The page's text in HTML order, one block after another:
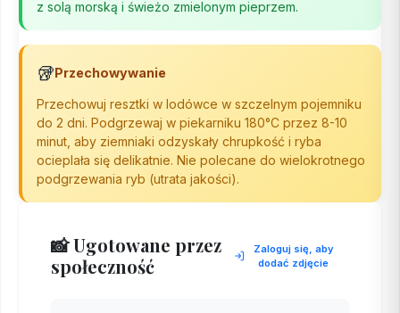
z solą morską i świeżo zmielonym pieprzem.
🥡Przechowywanie
Przechowuj resztki w lodówce w szczelnym pojemniku
do 2 dni. Podgrzewaj w piekarniku 180°C przez 8-10
minut, aby ziemniaki odzyskały chrupkość i ryba
ocieplała się delikatnie. Nie polecane do wielokrotnego
podgrzewania ryb (utrata jakości).
📸 Ugotowane przez
społeczność
Zaloguj się, aby
dodać zdjęcie